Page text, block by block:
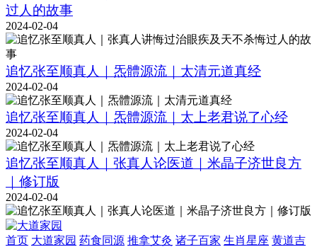
过人的故事
2024-02-04
追忆张至顺真人｜炁體源流｜太清元道真经
2024-02-04
追忆张至顺真人｜炁體源流｜太上老君说了心经
2024-02-04
追忆张至顺真人｜张真人论医道｜米晶子济世良方
｜修订版
2024-02-04
首页 大道家园 药食同源 推拿艾灸 诸子百家 生肖星座 黄道吉